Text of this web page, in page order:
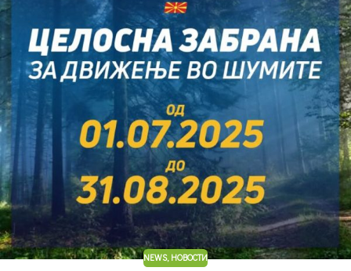
NEWS, НОВОСТИ